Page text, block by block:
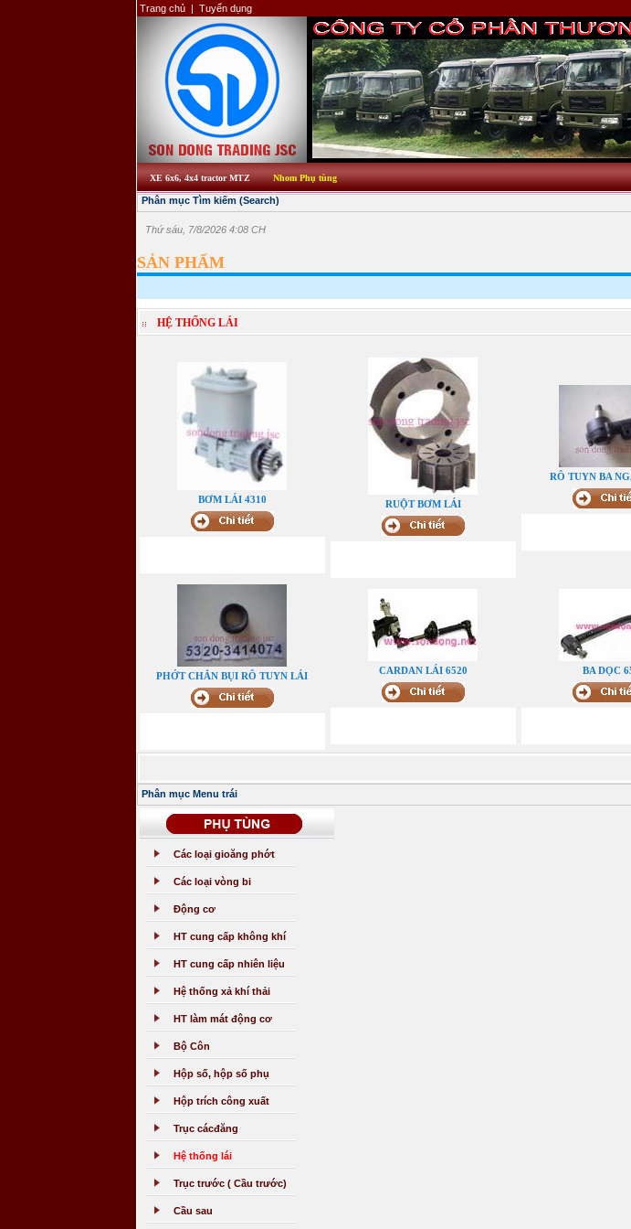
Trang chủ | Tuyển dụng
XE 6x6, 4x4 tractor MTZ Nhom Phụ tùng
Phân mục Tìm kiếm (Search)
Thứ sáu, 7/8/2026 4:08 CH
SẢN PHẨM
HỆ THỐNG LÁI
BƠM LÁI 4310 RUỘT BƠM LÁI
RÔ TUYN BA
PHỚT CHẮN BỤI RÔ TUYN LÁI CARDAN LÁI 6520 BA DỌC
Phân mục Menu trái
Các loại gioăng phớt
Các loại vòng bi
Động cơ
HT cung cấp không khí
HT cung cấp nhiên liệu
Hệ thống xả khí thải
HT làm mát động cơ
Bộ Côn
Hộp số, hộp số phụ
Hộp trích công xuất
Trục cácđăng
Hệ thống lái
Trục trước ( Cầu trước)
Cầu sau